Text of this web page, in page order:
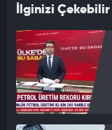
İlginizi Çekebilir